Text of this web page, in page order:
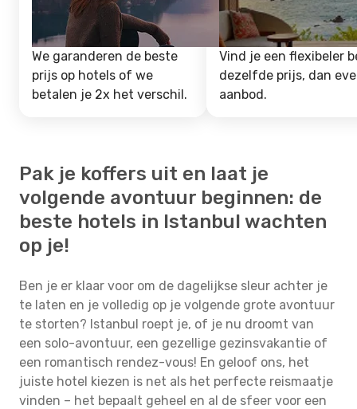
We garanderen de beste
prijs op hotels of we
betalen je 2x het verschil.
Vind je een flexibeler
dezelfde prijs, dan
aanbod.
Pak je koffers uit en laat je
volgende avontuur beginnen: de
beste hotels in Istanbul wachten
op je!
Ben je er klaar voor om de dagelijkse sleur achter je
te laten en je volledig op je volgende grote avontuur
te storten? Istanbul roept je, of je nu droomt van
een solo-avontuur, een gezellige gezinsvakantie of
een romantisch rendez-vous! En geloof ons, het
juiste hotel kiezen is net als het perfecte reismaatje
vinden – het bepaalt geheel en al de sfeer voor een